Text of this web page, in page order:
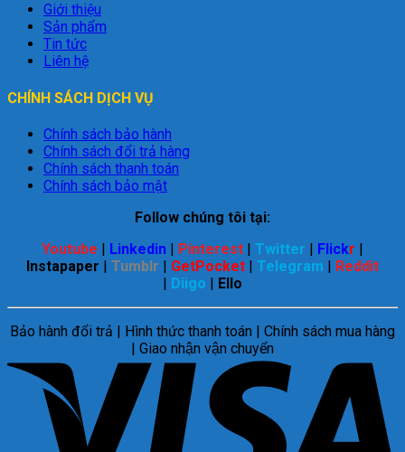
Giới thiệu
Sản phẩm
Tin tức
Liên hệ
CHÍNH SÁCH DỊCH VỤ
Chính sách bảo hành
Chính sách đổi trả hàng
Chính sách thanh toán
Chính sách bảo mật
Follow chúng tôi tại:
Youtube | Linkedin | Pinterest | Twitter | Flickr |
Instapaper | Tumblr | GetPocket | Telegram | Reddit
| Diigo | Ello
Bảo hành đổi trả | Hình thức thanh toán | Chính sách mua hàng
| Giao nhận vận chuyển